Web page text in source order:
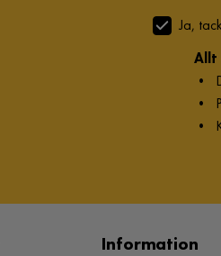
Ja,
Allt
•
•
•
Information